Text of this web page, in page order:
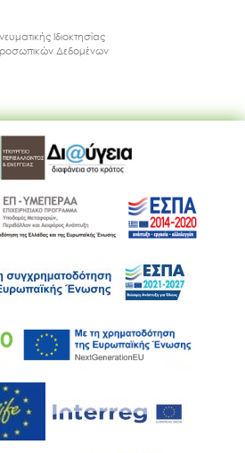
μας
Ιδιοκτησίας
Δεδομένων